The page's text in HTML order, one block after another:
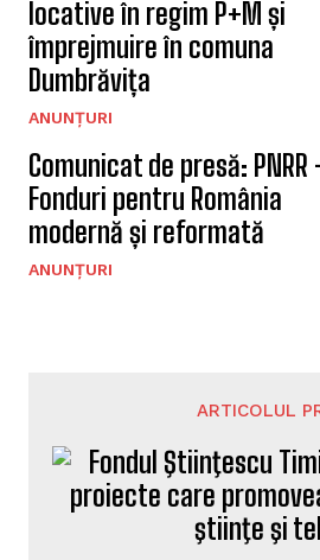
locative în regim P+M și
împrejmuire în comuna
Dumbrăvița
ANUNȚURI
Comunicat de presă: PNRR
Fonduri pentru România
modernă și reformată
ANUNȚURI
ARTICOLUL